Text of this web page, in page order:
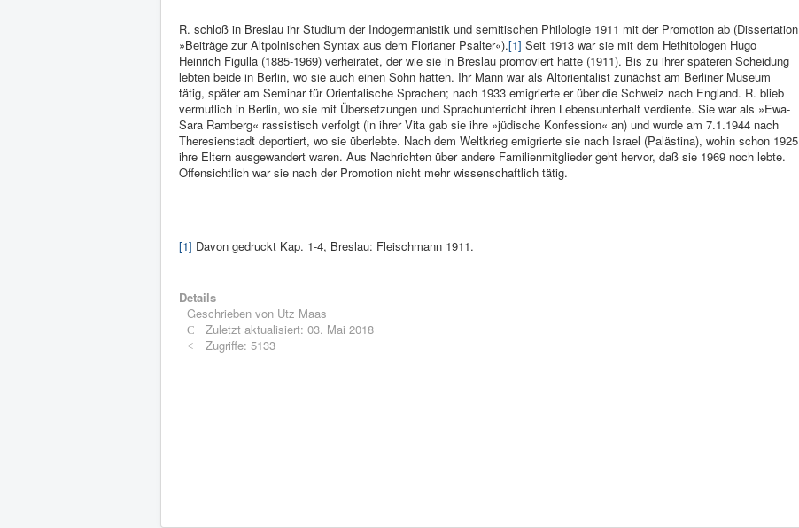
R. schloß in Breslau ihr Studium der Indogermanistik und semitischen Philologie 1911 mit der Promotion ab (Dissertation
»Beiträge zur Altpolnischen Syntax aus dem Florianer Psalter«).[1] Seit 1913 war sie mit dem Hethitologen Hugo
Heinrich Figulla (1885-1969) verheiratet, der wie sie in Breslau promoviert hatte (1911). Bis zu ihrer späteren Scheidung
lebten beide in Berlin, wo sie auch einen Sohn hatten. Ihr Mann war als Altorientalist zunächst am Berliner Museum
tätig, später am Seminar für Orientalische Sprachen; nach 1933 emigrierte er über die Schweiz nach England. R. blieb
vermutlich in Berlin, wo sie mit Übersetzungen und Sprachunterricht ihren Lebensunterhalt verdiente. Sie war als »Ewa-
Sara Ramberg« rassistisch verfolgt (in ihrer Vita gab sie ihre »jüdische Konfession« an) und wurde am 7.1.1944 nach
Theresienstadt deportiert, wo sie überlebte. Nach dem Weltkrieg emigrierte sie nach Israel (Palästina), wohin schon 1925
ihre Eltern ausgewandert waren. Aus Nachrichten über andere Familienmitglieder geht hervor, daß sie 1969 noch lebte.
Offensichtlich war sie nach der Promotion nicht mehr wissenschaftlich tätig.
[1] Davon gedruckt Kap. 1-4, Breslau: Fleischmann 1911.
Details
Geschrieben von Utz Maas
Zuletzt aktualisiert: 03. Mai 2018
Zugriffe: 5133